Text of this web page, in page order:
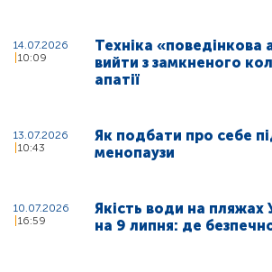
14.07.2026
10:09
Техніка «поведінкова
вийти з замкненого
апатії
13.07.2026
10:43
Як подбати про себе
менопаузи
10.07.2026
16:59
Якість води на пляжах
на 9 липня: де